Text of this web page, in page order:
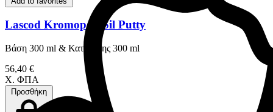
Lascod Kromopan Sil Putty
Βάση 300 ml & Καταλύτης 300 ml
56,40 €
Χ. ΦΠΑ
Προσθήκη